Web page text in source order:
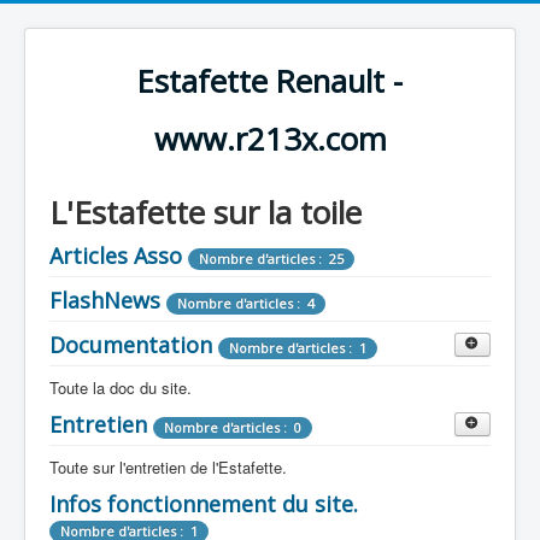
Estafette Renault -
www.r213x.com
L'Estafette sur la toile
Articles Asso Nombre d'articles : 25
FlashNews Nombre d'articles : 4
Documentation Nombre d'articles : 1
Toute la doc du site.
Revue de Presse Nombre d'articles : 9
Tous les articles que l'on a vu sur l'estafette !
Camping Car Nombre d'articles : 3
Entretien Nombre d'articles : 0
Toute sur l'entretien de l'Estafette.
Mécanique Nombre d'articles : 0
Infos fonctionnement du site.
Nombre d'articles : 1